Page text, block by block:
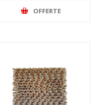
OFFERTE